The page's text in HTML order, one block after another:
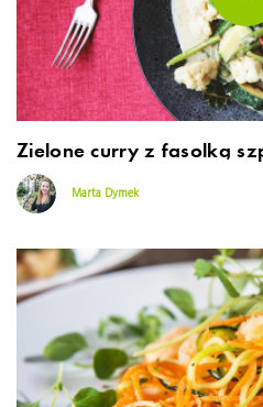
Zielone curry z fasolką
Marta Dymek